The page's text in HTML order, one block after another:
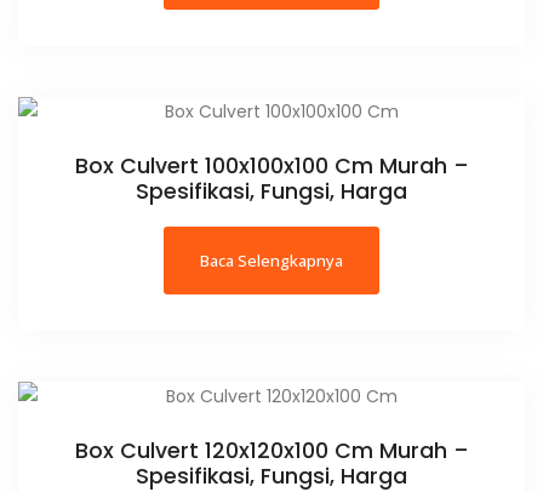
Box Culvert 100x100x100 Cm Murah –
Spesifikasi, Fungsi, Harga
Baca Selengkapnya
Box Culvert 120x120x100 Cm Murah –
Spesifikasi, Fungsi, Harga